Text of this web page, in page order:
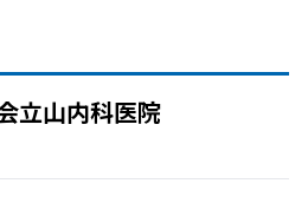
立山内科医院